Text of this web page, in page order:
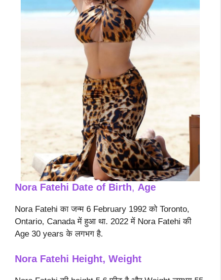
Nora Fatehi Date of Birth, Age
Nora Fatehi का जन्म 6 February 1992 को Toronto,
Ontario, Canada में हुआ था. 2022 में Nora Fatehi की
Age 30 years के लगभग है.
Nora Fatehi Height, Weight